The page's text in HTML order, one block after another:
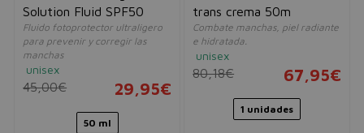
Solution Fluid SPF50
Fluido fotoprotector ultraligero
para prevenir y corregir las
manchas
unisex
45,00€ 29,95€
50 ml
trans crema 50m
Combate manchas, piel radiante
e hidratada.
unisex
80,18€ 67,95€
1 unidades